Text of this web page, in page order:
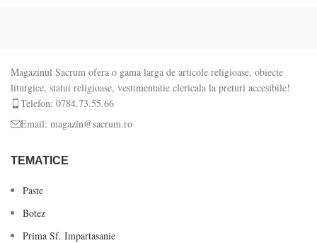
Magazinul Sacrum ofera o gama larga de articole religioase, obiecte
liturgice, statui religioase, vestimentatie clericala la preturi accesibile!
Telefon: 0784.73.55.66
Email: magazin@sacrum.ro
TEMATICE
Paste
Botez
Prima Sf. Impartasanie